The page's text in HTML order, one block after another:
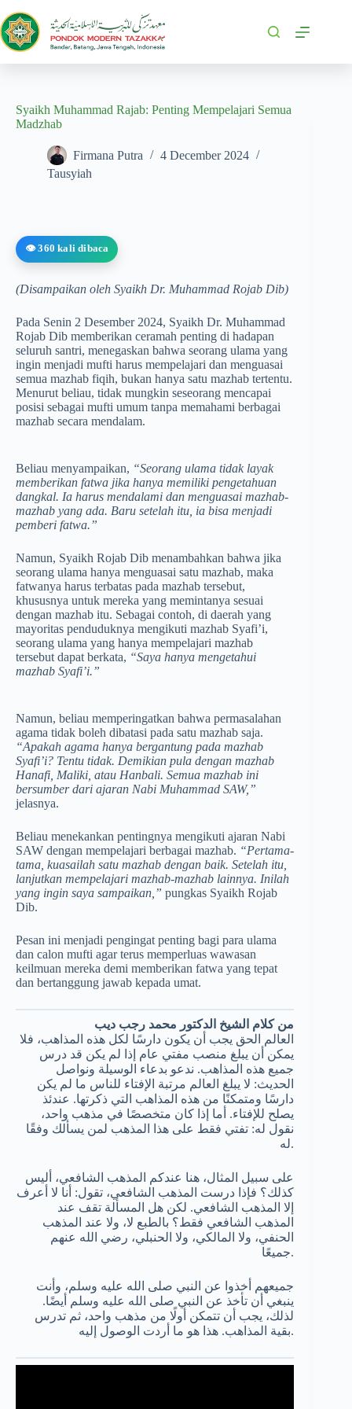
Syaikh Muhammad Rajab: Penting Mempelajari Semua
Madzhab
Firmana Putra
4 December 2024
Tausyiah
👁️ 360 kali dibaca
(Disampaikan oleh Syaikh Dr. Muhammad Rojab Dib)
Pada Senin 2 Desember 2024, Syaikh Dr. Muhammad
Rojab Dib memberikan ceramah penting di hadapan
seluruh santri, menegaskan bahwa seorang ulama yang
ingin menjadi mufti harus mempelajari dan menguasai
semua mazhab fiqih, bukan hanya satu mazhab tertentu.
Menurut beliau, tidak mungkin seseorang mencapai
posisi sebagai mufti umum tanpa memahami berbagai
mazhab secara mendalam.
Beliau menyampaikan, “Seorang ulama tidak layak
memberikan fatwa jika hanya memiliki pengetahuan
dangkal. Ia harus mendalami dan menguasai mazhab-
mazhab yang ada. Baru setelah itu, ia bisa menjadi
pemberi fatwa.”
Namun, Syaikh Rojab Dib menambahkan bahwa jika
seorang ulama hanya menguasai satu mazhab, maka
fatwanya harus terbatas pada mazhab tersebut,
khususnya untuk mereka yang memintanya sesuai
dengan mazhab itu. Sebagai contoh, di daerah yang
mayoritas penduduknya mengikuti mazhab Syafi’i,
seorang ulama yang hanya mempelajari mazhab
tersebut dapat berkata, “Saya hanya mengetahui
mazhab Syafi’i.”
Namun, beliau memperingatkan bahwa permasalahan
agama tidak boleh dibatasi pada satu mazhab saja.
“Apakah agama hanya bergantung pada mazhab
Syafi’i? Tentu tidak. Demikian pula dengan mazhab
Hanafi, Maliki, atau Hanbali. Semua mazhab ini
bersumber dari ajaran Nabi Muhammad SAW,”
jelasnya.
Beliau menekankan pentingnya mengikuti ajaran Nabi
SAW dengan mempelajari berbagai mazhab. “Pertama-
tama, kuasailah satu mazhab dengan baik. Setelah itu,
lanjutkan mempelajari mazhab-mazhab lainnya. Inilah
yang ingin saya sampaikan,” pungkas Syaikh Rojab
Dib.
Pesan ini menjadi pengingat penting bagi para ulama
dan calon mufti agar terus memperluas wawasan
keilmuan mereka demi memberikan fatwa yang tepat
dan bertanggung jawab kepada umat.
من كلام الشيخ الدكتور محمد رجب ديب
العالم الحق يجب أن يكون دارسًا لكل هذه المذاهب، فلا
يمكن أن يبلغ منصب مفتي عام إذا لم يكن قد درس
جميع هذه المذاهب. ندعو بدعاء الوسيلة ونواصل
الحديث: لا يبلغ العالم مرتبة الإفتاء للناس ما لم يكن
دارسًا ومتمكنًا من هذه المذاهب التي ذكرتها. عندئذ
يصلح للإفتاء. أما إذا كان متخصصًا في مذهب واحد،
نقول له: تفتي فقط على هذا المذهب لمن يسألك وفقًا
له.
على سبيل المثال، هنا عندكم المذهب الشافعي، أليس
كذلك؟ فإذا درست المذهب الشافعي، تقول: أنا لا أعرف
إلا المذهب الشافعي. لكن هل المسألة تقف عند
المذهب الشافعي فقط؟ بالطبع لا، ولا عند المذهب
الحنفي، ولا المالكي، ولا الحنبلي، رضي الله عنهم
جميعًا.
جميعهم أخذوا عن النبي صلى الله عليه وسلم، وأنت
ينبغي أن تأخذ عن النبي صلى الله عليه وسلم أيضًا.
لذلك، يجب أن تتمكن أولًا من مذهب واحد، ثم تدرس
بقية المذاهب. هذا هو ما أردت الوصول إليه.